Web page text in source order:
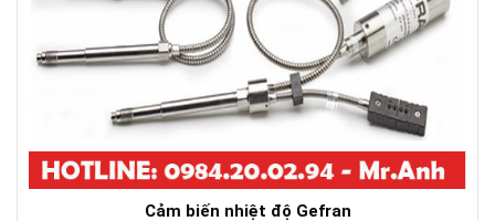
Cảm biến nhiệt độ Gefran